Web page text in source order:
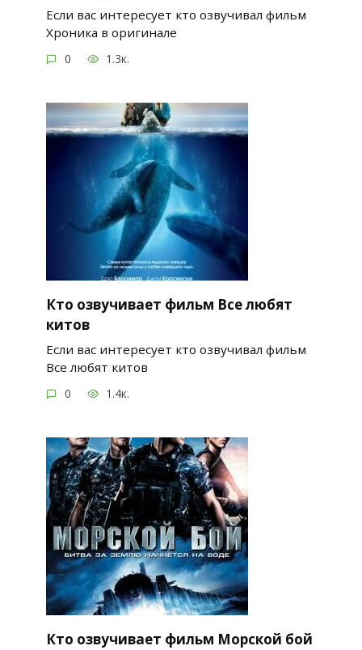
Если вас интересует кто озвучивал фильм
Хроника в оригинале
0 1.3к.
Кто озвучивает фильм Все любят
китов
Если вас интересует кто озвучивал фильм
Все любят китов
0 1.4к.
Кто озвучивает фильм Морской бой